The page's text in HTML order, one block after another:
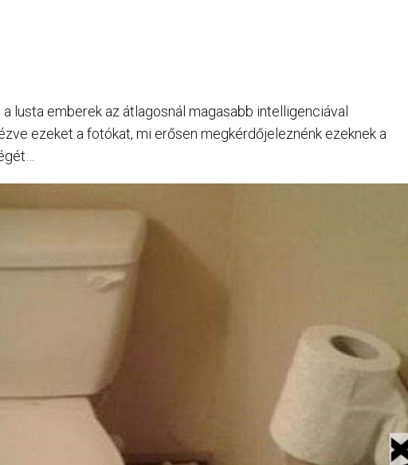
lusta emberek az átlagosnál magasabb intelligenciával
ezeket a fotókat, mi erősen megkérdőjeleznénk ezeknek a